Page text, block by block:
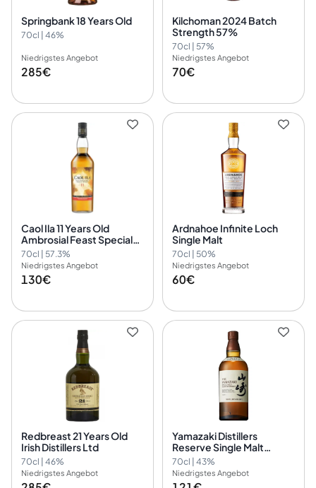
Springbank 18 Years Old
70cl | 46%
Niedrigstes Angebot
285€
Kilchoman 2024 Batch
Strength 57%
70cl | 57%
Niedrigstes Angebot
70€
Caol Ila 11 Years Old
Ambrosial Feast Special
Release 2024
70cl | 57.3%
Niedrigstes Angebot
130€
Ardnahoe Infinite Loch
Single Malt
70cl | 50%
Niedrigstes Angebot
60€
Redbreast 21 Years Old
Irish Distillers Ltd
70cl | 46%
Niedrigstes Angebot
Yamazaki Distillers
Reserve Single Malt
Whisky (pre-2022)
70cl | 43%
Niedrigstes Angebot